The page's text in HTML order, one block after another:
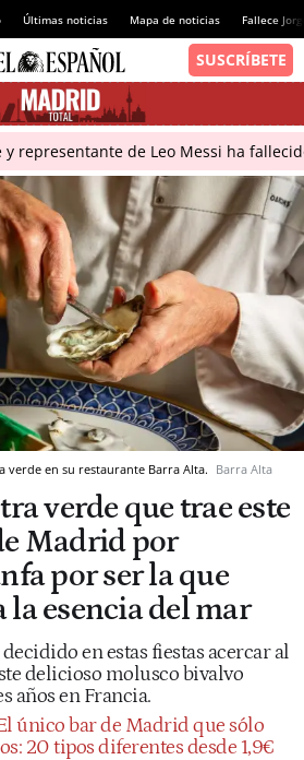
Últimas noticias Mapa de noticias Fallece
y representante de Leo Messi ha
verde en su restaurante Barra Alta. Barra Alta
verde que trae este
Madrid por
por ser la que
esencia del mar
en estas fiestas acercar al
delicioso molusco bivalvo
años en Francia.
único bar de Madrid que sólo
20 tipos diferentes desde 1,9€